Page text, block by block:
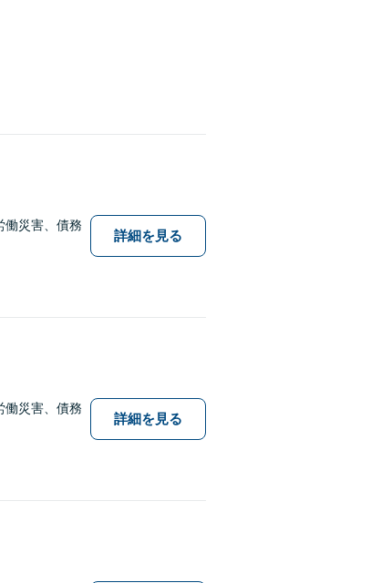
働災害、債務
詳細を見る
働災害、債務
詳細を見る